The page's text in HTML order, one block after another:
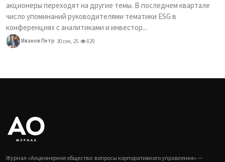
акционеры переходят на другие темы. В последнем квартале
число упоминаний руководителями тематики ESG в
конференциях с аналитиками и инвестор...
Иванов Петр 30 сен, 25 829
Журнал «Акционерное общество: вопросы корпоративного управления» —